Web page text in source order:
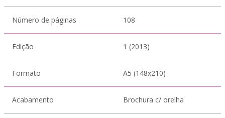
Número de páginas 108
Edição 1 (2013)
Formato A5 (148x210)
Acabamento Brochura c/ orelha